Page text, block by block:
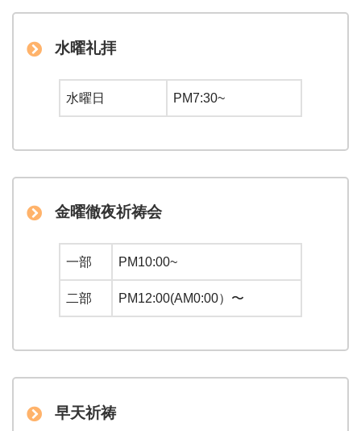
水曜礼拝
水曜日 PM7:30~
金曜徹夜祈祷会
一部 PM10:00~
二部 PM12:00(AM0:00）〜
早天祈祷